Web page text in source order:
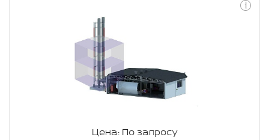
Цена: По запросу